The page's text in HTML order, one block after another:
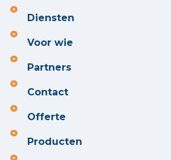
Diensten
Voor wie
Partners
Contact
Offerte
Producten